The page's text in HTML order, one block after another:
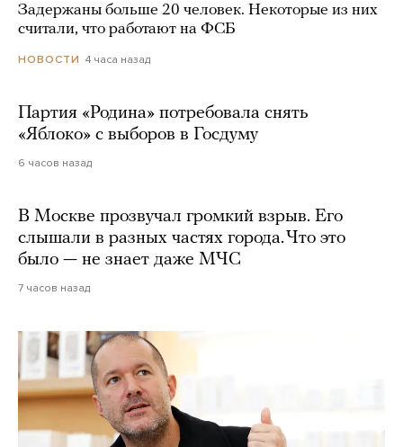
Задержаны больше 20 человек. Некоторые из них
считали, что работают на ФСБ
НОВОСТИ 4 часа назад
Партия «Родина» потребовала снять
«Яблоко» с выборов в Госдуму
6 часов назад
В Москве прозвучал громкий взрыв. Его
слышали в разных частях города. Что это
было — не знает даже МЧС
7 часов назад